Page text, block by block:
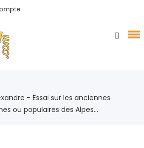
- Essai sur les anciennes
ou populaires des Alpes...